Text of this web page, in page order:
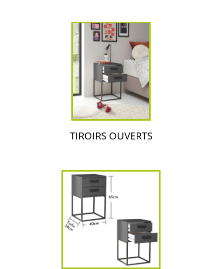
TIROIRS OUVERTS